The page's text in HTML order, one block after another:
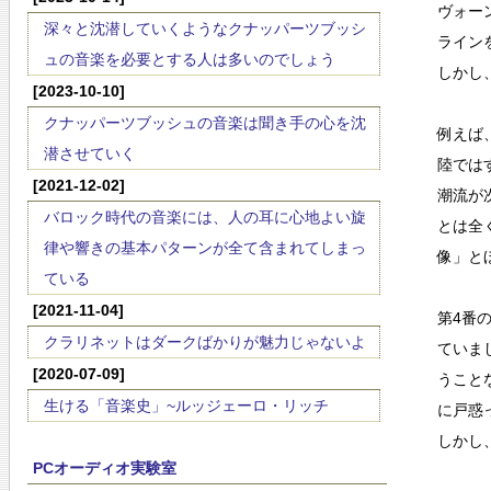
深々と沈潜していくようなクナッパーツブッシ
ュの音楽を必要とする人は多いのでしょう
[2023-10-10]
クナッパーツブッシュの音楽は聞き手の心を沈
潜させていく
[2021-12-02]
バロック時代の音楽には、人の耳に心地よい旋
律や響きの基本パターンが全て含まれてしまっ
ている
[2021-11-04]
クラリネットはダークばかりが魅力じゃないよ
[2020-07-09]
生ける「音楽史」~ルッジェーロ・リッチ
PCオーディオ実験室
ヴォー
ライン
しかし
例えば
陸では
潮流が
とは全
像」と
第4番
ていま
うこと
に戸惑
しかし